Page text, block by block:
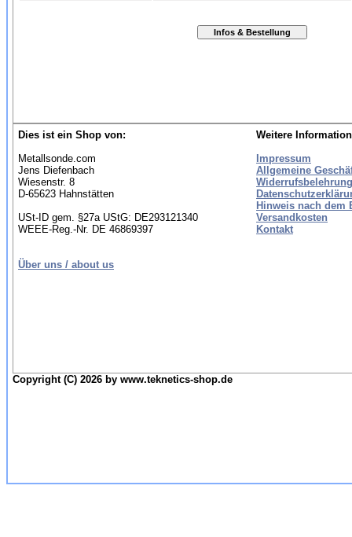
Dies ist ein Shop von:
Metallsonde.com
Jens Diefenbach
Wiesenstr. 8
D-65623 Hahnstätten
USt-ID gem. §27a UStG: DE293121340
WEEE-Reg.-Nr. DE 46869397
Über uns / about us
Weitere
Impressum
Allgemeine
Hinweis nach dem
Versandkosten
Kontakt
Copyright (C) 2026 by www.teknetics-shop.de